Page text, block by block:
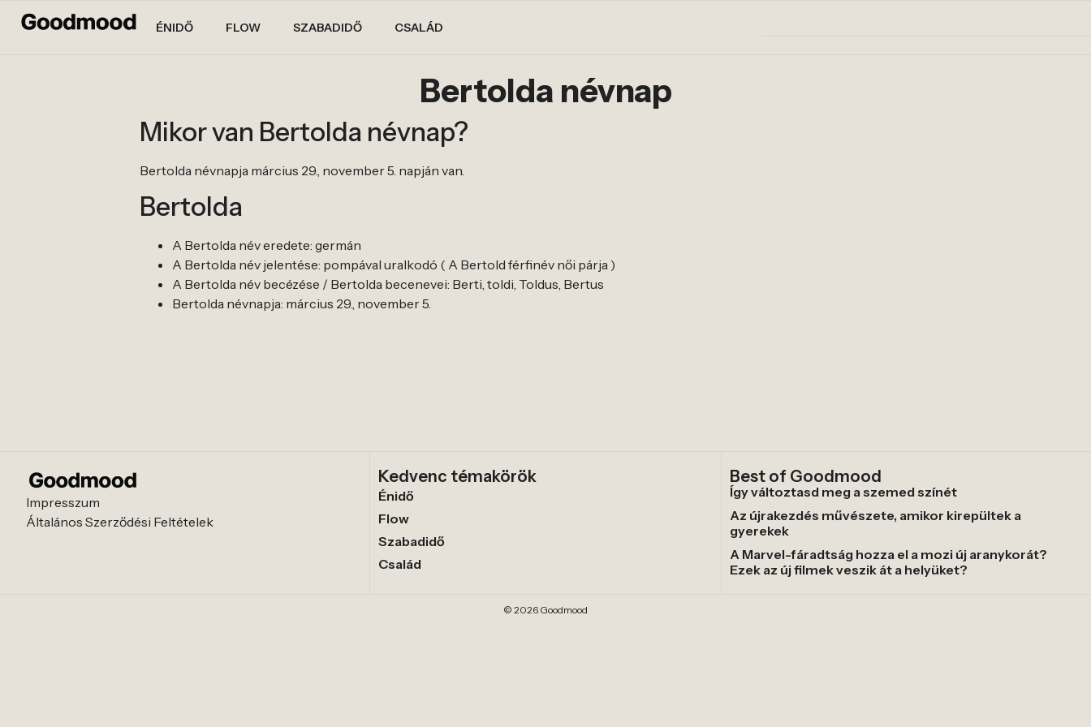
ÉNIDŐ FLOW SZABADIDŐ CSALÁD
Bertolda névnap
Mikor van Bertolda névnap?
Bertolda névnapja március 29., november 5. napján van.
Bertolda
A Bertolda név eredete: germán
A Bertolda név jelentése: pompával uralkodó ( A Bertold férfinév női párja )
A Bertolda név becézése / Bertolda becenevei: Berti, toldi, Toldus, Bertus
Bertolda névnapja: március 29., november 5.
Impresszum
Általános Szerződési Feltételek
Kedvenc témakörök
Énidő
Flow
Szabadidő
Család
Best of Goodmood
Így változtasd meg a szemed színét
Az újrakezdés művészete, amikor kirepültek a
gyerekek
A Marvel-fáradtság hozza el a mozi új aranykorát?
Ezek az új filmek veszik át a helyüket?
© 2026 Goodmood